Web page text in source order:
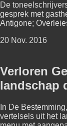
De
gesprek met
Antigone;
20 Nov. 2016
Verloren
landschap
In De
vertelsels uit het